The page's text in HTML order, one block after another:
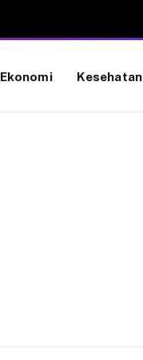
Ekonomi Kesehatan